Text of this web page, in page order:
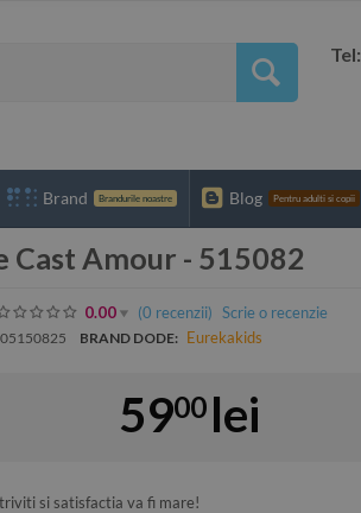
Brand Brandurile noastre Blog Pentru adulti si copii
Cast Amour - 515082
0.00 (0 recenzii) Scrie o recenzie
BRAND DODE: Eurekakids
5900 lei
si satisfactia va fi mare!